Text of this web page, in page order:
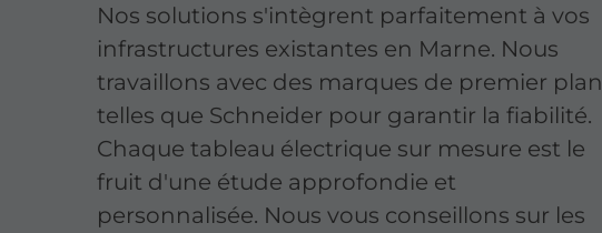
Nos solutions s'intègrent parfaitement à vos
infrastructures existantes en Marne. Nous
travaillons avec des marques de premier plan
telles que Schneider pour garantir la fiabilité.
Chaque tableau électrique sur mesure est le
fruit d'une étude approfondie et
personnalisée. Nous vous conseillons sur les